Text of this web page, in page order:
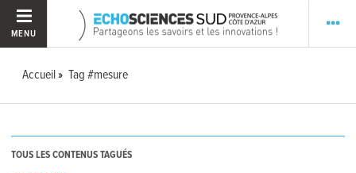
MENU
Accueil Tag #mesure
TOUS LES CONTENUS TAGUÉS